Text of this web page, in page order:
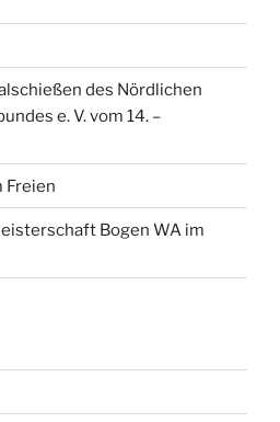
des Nördlichen
e. V. vom 14. –
Freien
Bogen WA im